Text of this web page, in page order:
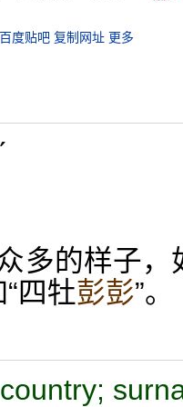
百度贴吧 复制网址 更多
多的样子，
四牡彭彭”。